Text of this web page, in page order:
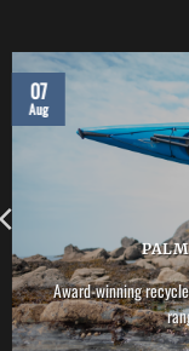
Award-winning
07
Aug